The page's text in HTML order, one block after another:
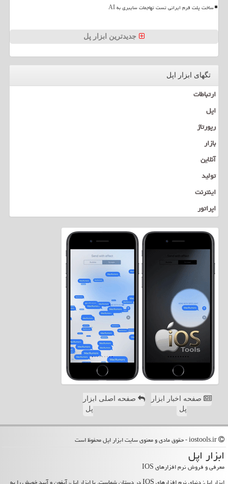
ساخت پلت فرم ایرانی تست تهاجمات سایبری به AI
جدیدترین ابزار پل
تگهای ابزار اپل
ارتباطات
اپل
رپورتاژ
بازار
آنلاین
تولید
اینترنت
اپراتور
صفحه اخبار ابزار
پل
صفحه اصلی ابزار
پل
ابزار اپل
معرفی و فروش نرم افزارهای IOS